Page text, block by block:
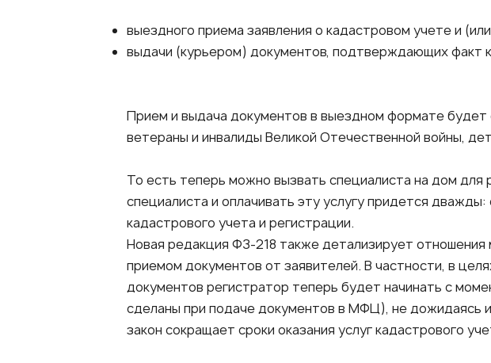
выездного приема заявления о кадастровом учете и
выдачи (курьером) документов, подтверждающих факт
Прием и выдача документов в выездном формате
ветераны и инвалиды Великой Отечественной войны,
То есть теперь можно вызвать специалиста на дом
специалиста и оплачивать эту услугу придется
кадастрового учета и регистрации.
Новая редакция ФЗ-218 также детализирует
приемом документов от заявителей. В частности, в
документов регистратор теперь будет начинать с
сделаны при подаче документов в МФЦ), не дожидаясь
закон сокращает сроки оказания услуг кадастрового